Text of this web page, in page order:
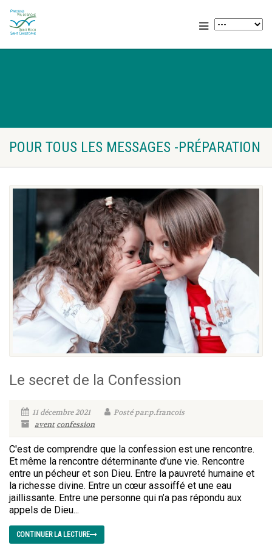
POUR TOUS LES MESSAGES -PRÉPARATION
Le secret de la Confession
11 décembre 2021
Posté par:p.francois
avent confession
C'est de comprendre que la confession est une rencontre.
Et même la rencontre déterminante d’une vie. Rencontre
entre un pécheur et son Dieu. Entre la pauvreté humaine et
la richesse divine. Entre un cœur assoiffé et une eau
jaillissante. Entre une personne qui n’a pas répondu aux
appels de Dieu...
CONTINUER LA LECTURE